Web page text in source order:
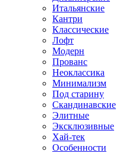
Итальянские
Кантри
Классические
Лофт
Модерн
Прованс
Неоклассика
Минимализм
Под старину
Скандинавские
Элитные
Эксклюзивные
Хай-тек
Особенности